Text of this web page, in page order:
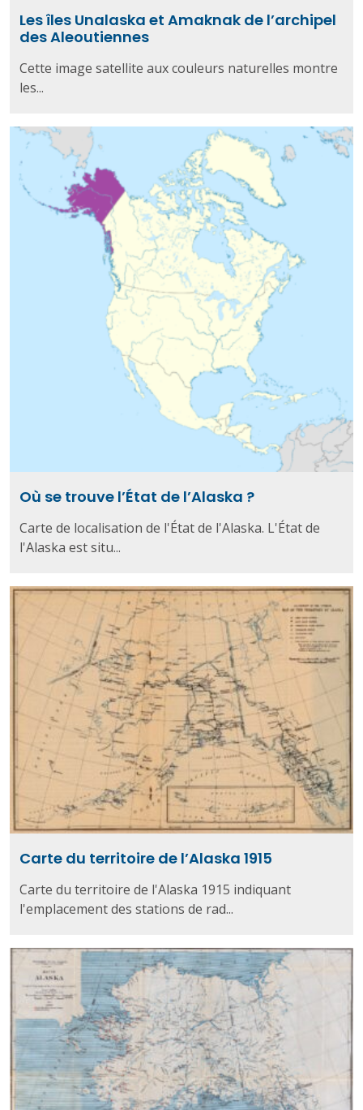
Les îles Unalaska et Amaknak de l’archipel
des Aleoutiennes
Cette image satellite aux couleurs naturelles montre
les...
Où se trouve l’État de l’Alaska ?
Carte de localisation de l'État de l'Alaska. L'État de
l'Alaska est situ...
Carte du territoire de l’Alaska 1915
Carte du territoire de l'Alaska 1915 indiquant
l'emplacement des stations de rad...